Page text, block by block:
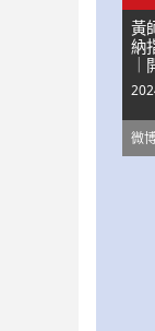
黃
納
微